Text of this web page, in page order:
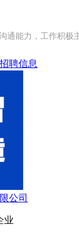
通能力，工作积
聘信息
公司
业